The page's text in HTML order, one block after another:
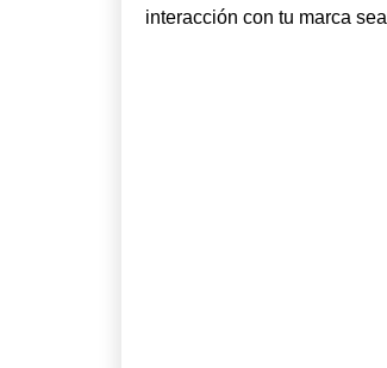
interacción con tu marca